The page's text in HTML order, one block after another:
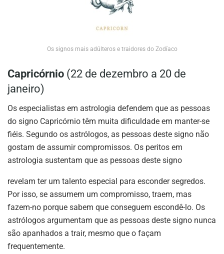
Os signos mais adúlteros e traidores do Zodíaco
Capricórnio (22 de dezembro a 20 de
janeiro)
Os especialistas em astrologia defendem que as pessoas
do signo Capricórnio têm muita dificuldade em manter-se
fiéis. Segundo os astrólogos, as pessoas deste signo não
gostam de assumir compromissos. Os peritos em
astrologia sustentam que as pessoas deste signo
revelam ter um talento especial para esconder segredos.
Por isso, se assumem um compromisso, traem, mas
fazem-no porque sabem que conseguem escondê-lo. Os
astrólogos argumentam que as pessoas deste signo nunca
são apanhados a trair, mesmo que o façam
frequentemente.